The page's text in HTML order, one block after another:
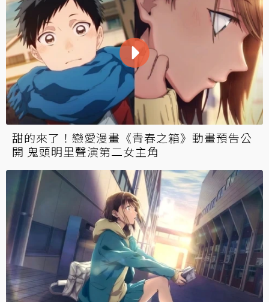
甜的來了！戀愛漫畫《青春之箱》動畫預告公
開 鬼頭明里聲演第二女主角